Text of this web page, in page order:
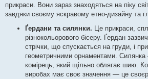
прикраси. Вони зараз знаходяться на піку
завдяки своєму яскравому етно-дизайну та
Ґердани та силянки. Це прикраси,
різнокольорового бісеру. Ґердан
стрічки, що спускається на груди, і
геометричними орнаментами.
комірець, який щільно облягає шию.
виробах має своє значення — це